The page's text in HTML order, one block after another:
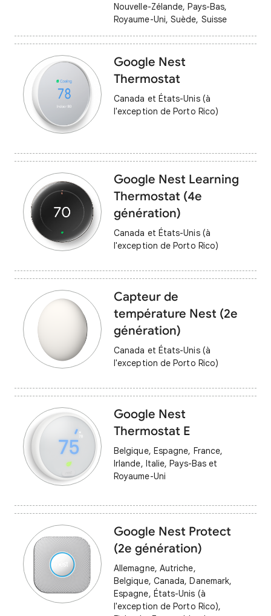
Nouvelle-Zélande, Pays-Bas,
Royaume-Uni, Suède, Suisse
Google Nest
Thermostat
Canada et États-Unis (à
l'exception de Porto Rico)
Google Nest Learning
Thermostat (4e
génération)
Canada et États-Unis (à
l'exception de Porto Rico)
Capteur de
température Nest (2e
génération)
Canada et États-Unis (à
l'exception de Porto Rico)
Google Nest
Thermostat E
Belgique, Espagne, France,
Irlande, Italie, Pays-Bas et
Royaume-Uni
Google Nest Protect
(2e génération)
Allemagne, Autriche,
Belgique, Canada, Danemark,
Espagne, États-Unis (à
l'exception de Porto Rico),